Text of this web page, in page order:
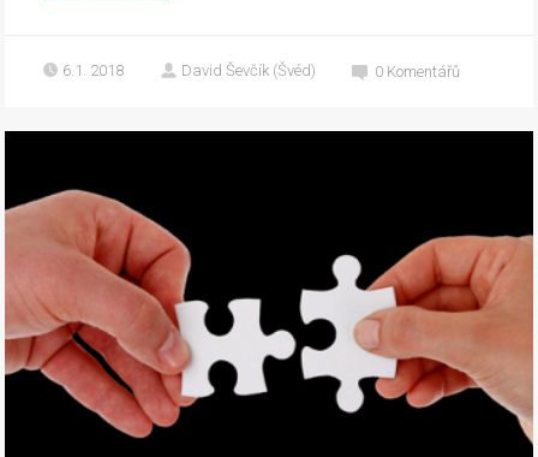
6.1. 2018 David Ševčík (Švéd) 0 Komentářů